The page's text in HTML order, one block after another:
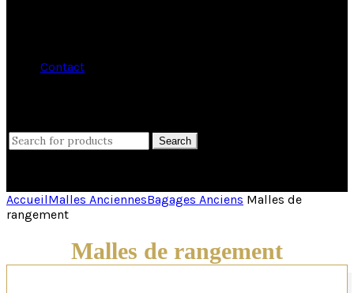
Contact
Search
for:
Search
AccueilMalles AnciennesBagages Anciens Malles de
rangement
Malles de rangement